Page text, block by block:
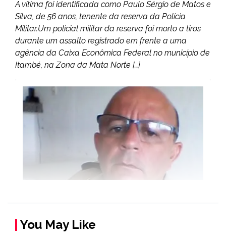
A vítima foi identificada como Paulo Sérgio de Matos e
Silva, de 56 anos, tenente da reserva da Polícia
Militar.Um policial militar da reserva foi morto a tiros
durante um assalto registrado em frente a uma
agência da Caixa Econômica Federal no município de
Itambé, na Zona da Mata Norte […]
You May Like